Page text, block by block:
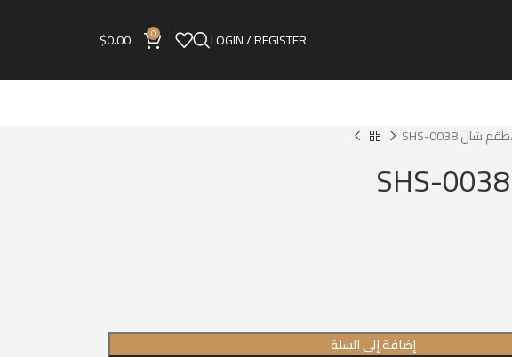
LOGIN / REGISTER
0
$0.00
طقم شال SHS-0038
إضافة إلى السلة